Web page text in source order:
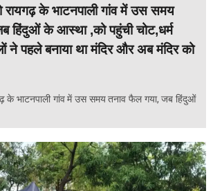
के भाटनपाली गांव में उस समय
हिंदुओं के आस्था ,को पहुंची चोट,धर्म
ने पहले बनाया था मंदिर और अब मंदिर को
के भाटनपाली गांव में उस समय तनाव फैल गया, जब हिंदुओं